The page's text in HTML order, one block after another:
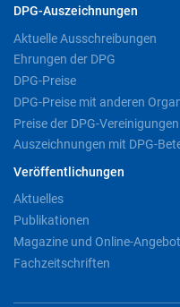
DPG-Auszeichnungen
Aktuelle Ausschreibungen
Ehrungen der DPG
DPG-Preise
DPG-Preise mit anderen
Preise der DPG-Vereinigungen
Auszeichnungen mit DPG-
Veröffentlichungen
Aktuelles
Publikationen
Magazine und Online-
Fachzeitschriften